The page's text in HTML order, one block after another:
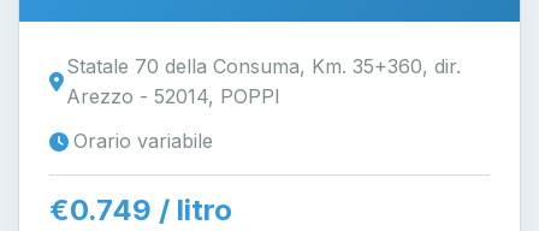
Statale 70 della Consuma, Km. 35+360, dir.
Arezzo - 52014, POPPI
Orario variabile
€0.749 / litro